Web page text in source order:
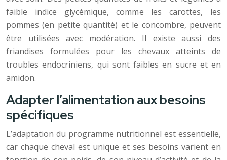
faible indice glycémique, comme les carottes, les
pommes (en petite quantité) et le concombre, peuvent
être utilisées avec modération. Il existe aussi des
friandises formulées pour les chevaux atteints de
troubles endocriniens, qui sont faibles en sucre et en
amidon.
Adapter l’alimentation aux besoins
spécifiques
L’adaptation du programme nutritionnel est essentielle,
car chaque cheval est unique et ses besoins varient en